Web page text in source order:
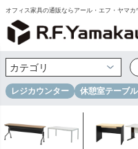
オフィス家具の通販ならアール・エフ・ヤマカ
レジカウンター 休憩室テーブル